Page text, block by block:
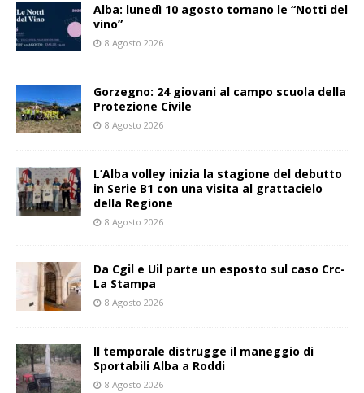
Alba: lunedì 10 agosto tornano le “Notti del
vino”
8 Agosto 2026
Gorzegno: 24 giovani al campo scuola della
Protezione Civile
8 Agosto 2026
L’Alba volley inizia la stagione del debutto
in Serie B1 con una visita al grattacielo
della Regione
8 Agosto 2026
Da Cgil e Uil parte un esposto sul caso Crc-
La Stampa
8 Agosto 2026
Il temporale distrugge il maneggio di
Sportabili Alba a Roddi
8 Agosto 2026